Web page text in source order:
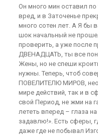
Он много мин оставил по
вред, и в Заточенье
много сотен лет. А Я бы
шок начальный не
проверить, а уже после
ДВЕНАДЦАТЬ, ты все
Жены, но не спеши
нужны. Теперь, чтоб
ПОВЕЛИТЕЛЮ МИРОВ,
мире действий, так и в
свой Период, не жми на
лететь вперед – глаза
задавлю!». Есть сферы,
даже где не побывал